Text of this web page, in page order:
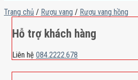
Trang chủ / Rượu vang / Rượu vang hồng
Hỗ trợ khách hàng
Liên hệ 084.2222.678